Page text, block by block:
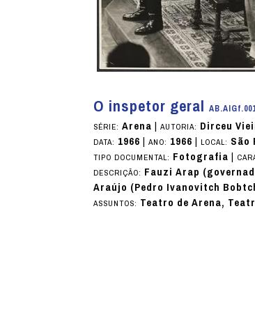
O inspetor geral
SÉRIE:Arena|AUTORIA: Dirceu
DATA: 1966|ANO: 1966|LOCAL: São
TIPO DOCUMENTAL: Fotografia|
DESCRIÇÃO: Fauzi Arap
Araújo (Pedro Ivanovitch
ASSUNTOS: Teatro de Arena,